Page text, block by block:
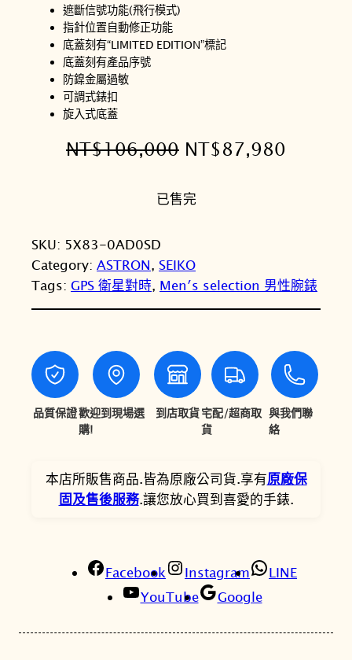
遮斷信號功能(飛行模式)
指針位置自動修正功能
底蓋刻有“LIMITED EDITION”標記
底蓋刻有產品序號
防鎳金屬過敏
可調式錶扣
旋入式底蓋
NT$106,000 原
價
：
N
T
1
0
6
0
0
NT$87,980
N
T
8
7
,
8
0
已售完
SKU: 5X83-0AD0SD
Category: ASTRON, SEIKO
Tags: GPS 衛星對時, Men′s selection 男性腕錶
品質保證歡迎到現場選
購!
到店取貨宅配/超商取
貨
與我們聯
絡
本店所販售商品.皆為原廠公司貨.享有原廠保
固及售後服務.讓您放心買到喜愛的手錶.
Facebook Instagram
LINE
YouTube
Google